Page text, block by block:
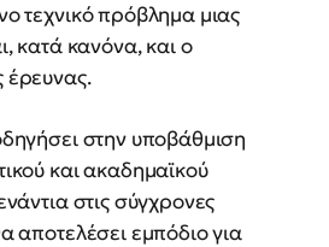
τεχνικό πρόβλημα μιας
κατά κανόνα, και ο
έρευνας.
στην υποβάθμιση
και ακαδημαϊκού
στις σύγχρονες
αποτελέσει εμπόδιο για